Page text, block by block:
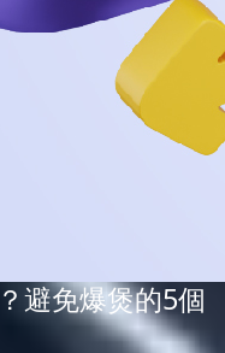
避免爆煲的5個